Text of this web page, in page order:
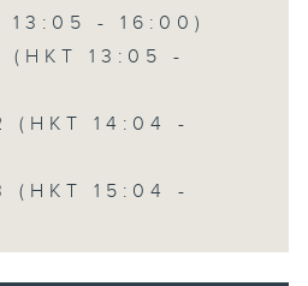
13:05 - 16:00)
(HKT 13:05 -
(HKT 14:04 -
(HKT 15:04 -